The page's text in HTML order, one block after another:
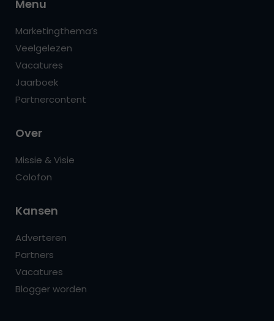
Menu
Marketingthema’s
Veelgelezen
Vacatures
Jaarboek
Partnercontent
Over
Missie & Visie
Colofon
Kansen
Adverteren
Partners
Vacatures
Blogger worden